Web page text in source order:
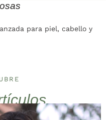
para piel, cabello y